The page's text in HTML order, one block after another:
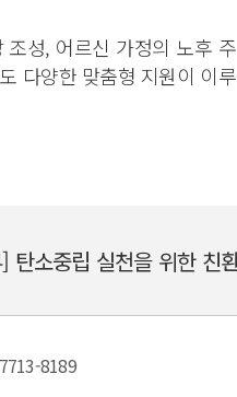
성, 어르신 가정의 노후 주
다양한 맞춤형 지원이 이루
8189